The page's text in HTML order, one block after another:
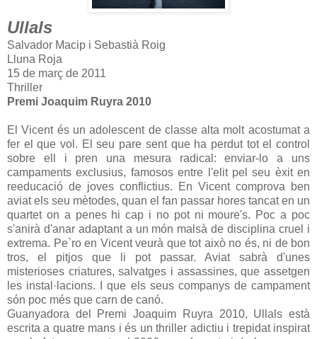
Ullals
Salvador Macip i Sebastià Roig
Lluna Roja
15 de març de 2011
Thriller
Premi Joaquim Ruyra 2010
El Vicent és un adolescent de classe alta molt acostumat a
fer el que vol. El seu pare sent que ha perdut tot el control
sobre ell i pren una mesura radical: enviar-lo a uns
campaments exclusius, famosos entre l'elit pel seu èxit en
reeducació de joves conflictius. En Vicent comprova ben
aviat els seu mètodes, quan el fan passar hores tancat en un
quartet on a penes hi cap i no pot ni moure's. Poc a poc
s'anirà d'anar adaptant a un món malsà de disciplina cruel i
extrema. Pe`ro en Vicent veurà que tot això no és, ni de bon
tros, el pitjos que li pot passar. Aviat sabrà d'unes
misterioses criatures, salvatges i assassines, que assetgen
les instal·lacions. I que els seus companys de campament
són poc més que carn de canó.
Guanyadora del Premi Joaquim Ruyra 2010, Ullals està
escrita a quatre mans i és un thriller adictiu i trepidat inspirat